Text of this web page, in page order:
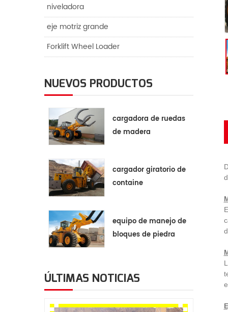
niveladora
eje motriz grande
Forklift Wheel Loader
NUEVOS PRODUCTOS
cargadora de ruedas
de madera
cargador giratorio de
containe
equipo de manejo de
bloques de piedra
ÚLTIMAS NOTICIAS